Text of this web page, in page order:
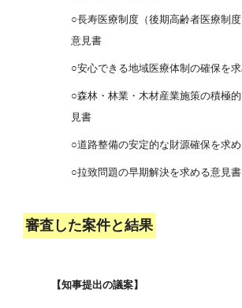
○長寿医療制度（後期高齢者医療制
意見書
○安心できる地域医療体制の確保を
○森林・林業・木材産業施策の積極
見書
○道路整備の安定的な財源確保を求
○拉致問題の早期解決を求める意見書
審査した案件と結果
【知事提出の議案】